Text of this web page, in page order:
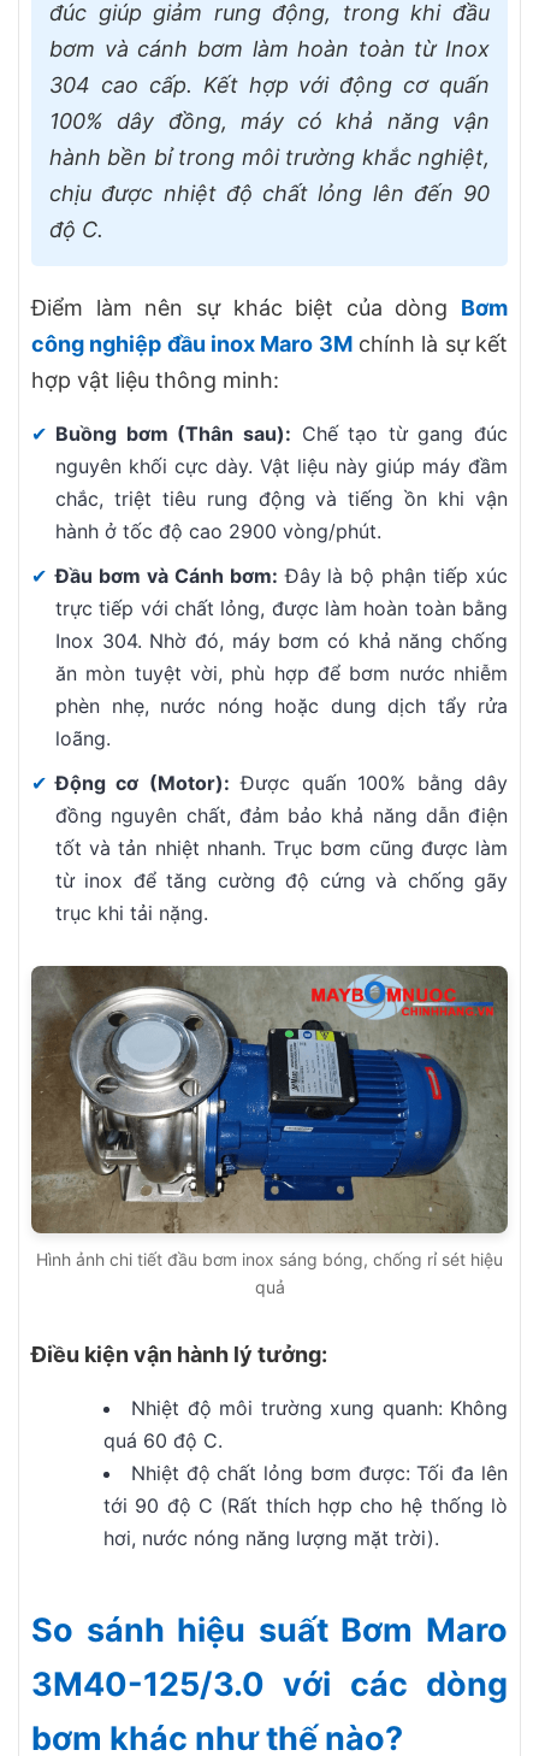
đúc giúp giảm rung động, trong khi đầu
bơm và cánh bơm làm hoàn toàn từ Inox
304 cao cấp. Kết hợp với động cơ quấn
100% dây đồng, máy có khả năng vận
hành bền bỉ trong môi trường khắc nghiệt,
chịu được nhiệt độ chất lỏng lên đến 90
độ C.
Điểm làm nên sự khác biệt của dòng Bơm
công nghiệp đầu inox Maro 3Mchính là sự kết
hợp vật liệu thông minh:
✔ Buồng bơm (Thân sau): Chế tạo từ gang đúc
nguyên khối cực dày. Vật liệu này giúp máy đầm
chắc, triệt tiêu rung động và tiếng ồn khi vận
hành ở tốc độ cao 2900 vòng/phút.
✔ Đầu bơm và Cánh bơm: Đây là bộ phận tiếp xúc
trực tiếp với chất lỏng, được làm hoàn toàn bằng
Inox 304. Nhờ đó, máy bơm có khả năng chống
ăn mòn tuyệt vời, phù hợp để bơm nước nhiễm
phèn nhẹ, nước nóng hoặc dung dịch tẩy rửa
loãng.
✔ Động cơ (Motor): Được quấn 100% bằng dây
đồng nguyên chất, đảm bảo khả năng dẫn điện
tốt và tản nhiệt nhanh. Trục bơm cũng được làm
từ inox để tăng cường độ cứng và chống gãy
trục khi tải nặng.
Hình ảnh chi tiết đầu bơm inox sáng bóng, chống rỉ sét hiệu
quả
Điều kiện vận hành lý tưởng:
Nhiệt độ môi trường xung quanh: Không
quá 60 độ C.
Nhiệt độ chất lỏng bơm được: Tối đa lên
tới 90 độ C (Rất thích hợp cho hệ thống lò
hơi, nước nóng năng lượng mặt trời).
So sánh hiệu suất Bơm Maro
3M40-125/3.0 với các dòng
bơm khác như thế nào?